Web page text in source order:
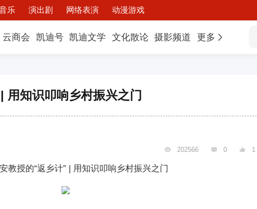
乐 演出剧 网络表演 动漫游戏
云商会 凯迪号 凯迪文学 文化散论 摄影频道 更多
用知识叩响乡村振兴之门
 202566  0  1
教授的“返乡计” | 用知识叩响乡村振兴之门